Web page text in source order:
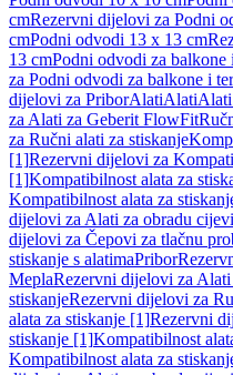
cmRezervni dijelovi za Podni
cmPodni odvodi 13 x 13 cm
13 cmPodni odvodi za balkone
za Podni odvodi za balkone i
dijelovi za PriborAlatiAlati
za Alati za Geberit FlowFit
za Ručni alati za stiskanje
[1]Rezervni dijelovi za
[1]Kompatibilnost alata za
Kompatibilnost alata za
dijelovi za Alati za obradu cijevi
dijelovi za Čepovi za tlačnu
stiskanje s alatimaPribor
MeplaRezervni dijelovi za
stiskanjeRezervni dijelovi za
alata za stiskanje [1]Rezervni
stiskanje [1]Kompatibilnost
Kompatibilnost alata za